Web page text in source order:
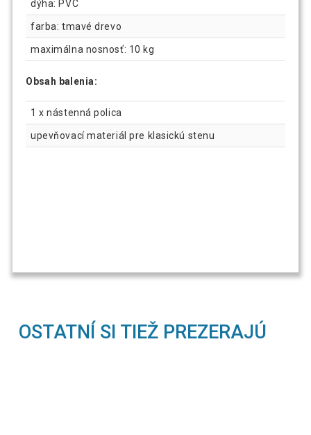
dýha: PVC
farba: tmavé drevo
maximálna nosnosť: 10 kg
Obsah balenia:
1 x nástenná polica
upevňovací materiál pre klasickú stenu
OSTATNÍ SI TIEŽ PREZERAJÚ